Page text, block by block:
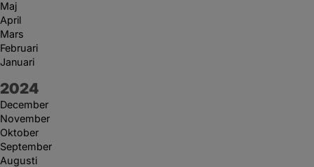
Maj
April
Mars
Februari
Januari
År:
2024
December
November
Oktober
September
Augusti